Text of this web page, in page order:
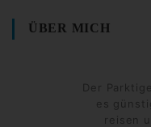
ÜBER MICH
Der
es
reisen